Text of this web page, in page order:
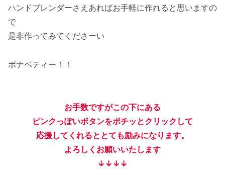
ハンドブレンダーさえあればお手軽に作れると思いますの
で
是非作ってみてくださーい
ボナペティー！！
お手数ですがこの下にある
ピンクっぽいボタンをポチッとクリックして
応援してくれるととても励みになります。
よろしくお願いいたします
↓↓↓↓